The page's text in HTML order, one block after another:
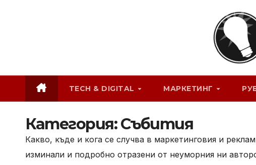
TECH & DIGITAL МАРКЕТИНГ
Категория:Събития
Какво, къде и кога се случва в маркетинговия и
изминали и подробно отразени от неуморния ни